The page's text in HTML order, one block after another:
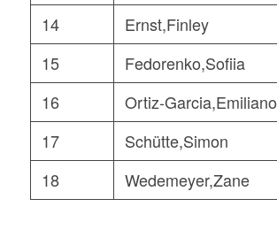
14
Ernst,Finley
15
Fedorenko,Sofiia
16
Ortiz-Garcia,Emiliano
17
Schütte,Simon
18
Wedemeyer,Zane